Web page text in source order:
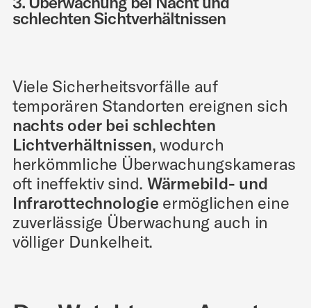
schlechten Sichtverhältnissen
Viele Sicherheitsvorfälle auf
temporären Standorten ereignen sich
nachts oder bei schlechten
Lichtverhältnissen, wodurch
herkömmliche Überwachungskameras
oft ineffektiv sind. Wärmebild- und
Infrarottechnologie ermöglichen eine
zuverlässige Überwachung auch in
völliger Dunkelheit.